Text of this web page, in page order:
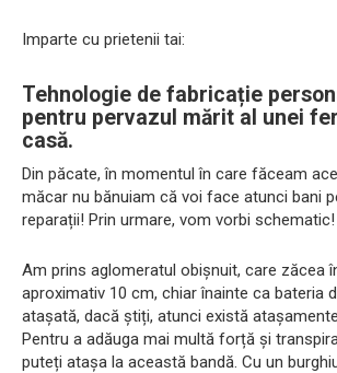
Imparte cu prietenii tai:
Tehnologie de fabricație
pentru pervazul mărit al unei
casă.
Din păcate, în momentul în care făceam
măcar nu bănuiam că voi face atunci bani
reparații! Prin urmare, vom vorbi schematic!
Am prins aglomeratul obișnuit, care zăcea
aproximativ 10 cm, chiar înainte ca bateria
atașată, dacă știți, atunci există
Pentru a adăuga mai multă forță și
puteți atașa la această bandă. Cu un